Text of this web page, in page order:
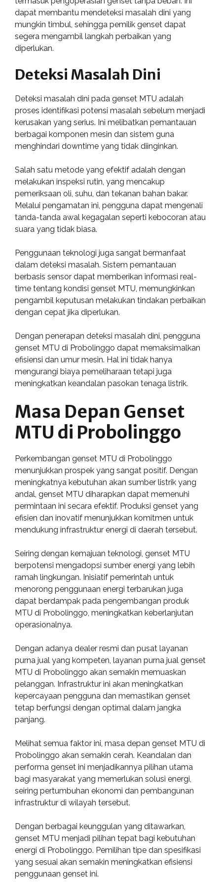
dapat membantu mendeteksi masalah dini yang
mungkin timbul, sehingga pemilik genset dapat
segera mengambil langkah perbaikan yang
diperlukan.
Deteksi Masalah Dini
Deteksi masalah dini pada genset MTU adalah
proses identifikasi potensi masalah sebelum menjadi
kerusakan yang serius. Ini melibatkan pemantauan
berbagai komponen mesin dan sistem guna
menghindari downtime yang tidak diinginkan.
Salah satu metode yang efektif adalah dengan
melakukan inspeksi rutin, yang mencakup
pemeriksaan oli, suhu, dan tekanan bahan bakar.
Melalui pengamatan ini, pengguna dapat mengenali
tanda-tanda awal kegagalan seperti kebocoran atau
suara yang tidak biasa.
Penggunaan teknologi juga sangat bermanfaat
dalam deteksi masalah. Sistem pemantauan
berbasis sensor dapat memberikan informasi real-
time tentang kondisi genset MTU, memungkinkan
pengambil keputusan melakukan tindakan perbaikan
dengan cepat jika diperlukan.
Dengan penerapan deteksi masalah dini, pengguna
genset MTU di Probolinggo dapat memaksimalkan
efisiensi dan umur mesin. Hal ini tidak hanya
mengurangi biaya pemeliharaan tetapi juga
meningkatkan keandalan pasokan tenaga listrik.
Masa Depan Genset
MTU di Probolinggo
Perkembangan genset MTU di Probolinggo
menunjukkan prospek yang sangat positif. Dengan
meningkatnya kebutuhan akan sumber listrik yang
andal, genset MTU diharapkan dapat memenuhi
permintaan ini secara efektif. Produksi genset yang
efisien dan inovatif menunjukkan komitmen untuk
mendukung infrastruktur energi di daerah tersebut.
Seiring dengan kemajuan teknologi, genset MTU
berpotensi mengadopsi sumber energi yang lebih
ramah lingkungan. Inisiatif pemerintah untuk
menorong penggunaan energi terbarukan juga
dapat berdampak pada pengembangan produk
MTU di Probolinggo, meningkatkan keberlanjutan
operasionalnya.
Dengan adanya dealer resmi dan pusat layanan
purna jual yang kompeten, layanan purna jual genset
MTU di Probolinggo akan semakin memuaskan
pelanggan. Infrastruktur ini akan meningkatkan
kepercayaan pengguna dan memastikan genset
tetap berfungsi dengan optimal dalam jangka
panjang.
Melihat semua faktor ini, masa depan genset MTU di
Probolinggo akan semakin cerah. Keandalan dan
performa genset ini menjadikannya pilihan utama
bagi masyarakat yang memerlukan solusi energi,
seiring pertumbuhan ekonomi dan pembangunan
infrastruktur di wilayah tersebut.
Dengan berbagai keunggulan yang ditawarkan,
genset MTU menjadi pilihan tepat bagi kebutuhan
energi di Probolinggo. Pemilihan tipe dan spesifikasi
yang sesuai akan semakin meningkatkan efisiensi
penggunaan genset ini.